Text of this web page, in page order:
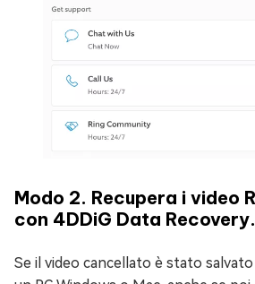
Modo 2. Recupera i video
con 4DDiG Data Recovery.
Se il video cancellato è stato